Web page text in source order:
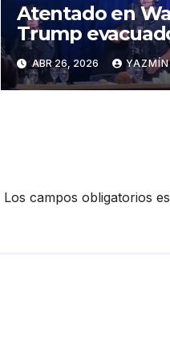
Atentado en
Trump
en cena
ABR 26, 2026
Los campos obligatorios